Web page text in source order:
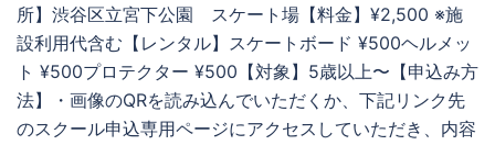
所】渋谷区立宮下公園 スケート場【料金】¥2,500 ※施
設利用代含む【レンタル】スケートボード ¥500ヘルメッ
ト ¥500プロテクター ¥500【対象】5歳以上〜【申込み方
法】・画像のQRを読み込んでいただくか、下記リンク先
のスクール申込専用ページにアクセスしていただき、内容